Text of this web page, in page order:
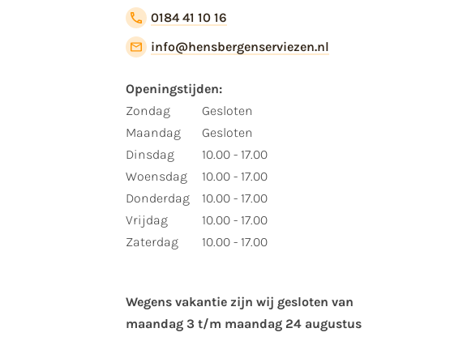
0184 41 10 16
info@hensbergenserviezen.nl
Openingstijden:
Zondag
Maandag
Dinsdag
Woensdag
Donderdag
Vrijdag
Zaterdag
Gesloten
Gesloten
10.00 - 17.00
10.00 - 17.00
10.00 - 17.00
10.00 - 17.00
10.00 - 17.00
Wegens vakantie zijn wij gesloten van ​
maandag 3 t/m maandag 24 augustus